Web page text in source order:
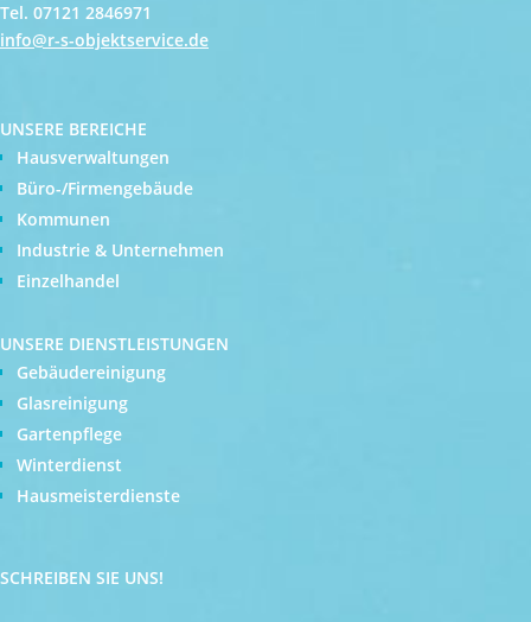
Tel. 07121 2846971
info@r-s-objektservice.de
UNSERE BEREICHE
Hausverwaltungen
Büro-/Firmengebäude
Kommunen
Industrie & Unternehmen
Einzelhandel
UNSERE DIENSTLEISTUNGEN
Gebäudereinigung
Glasreinigung
Gartenpflege
Winterdienst
Hausmeisterdienste
SCHREIBEN SIE UNS!